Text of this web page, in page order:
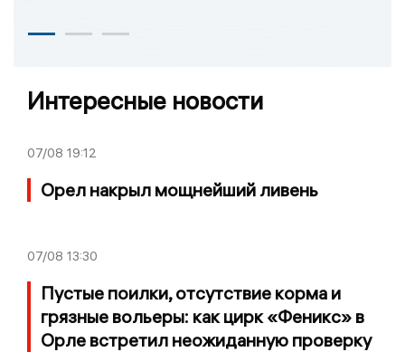
Интересные новости
07/08 19:12
Орел накрыл мощнейший ливень
07/08 13:30
Пустые поилки, отсутствие корма и
грязные вольеры: как цирк «Феникс» в
Орле встретил неожиданную проверку